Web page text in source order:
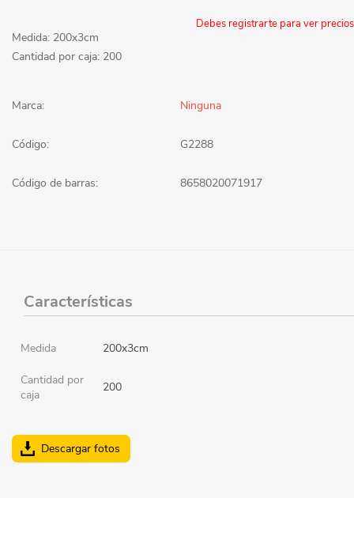
Debes registrarte para ver precios
Medida: 200x3cm
Cantidad por caja: 200
Marca: Ninguna
Código: G2288
Código de barras: 8658020071917
Características
Medida 200x3cm
Cantidad por
caja
200
Descargar fotos